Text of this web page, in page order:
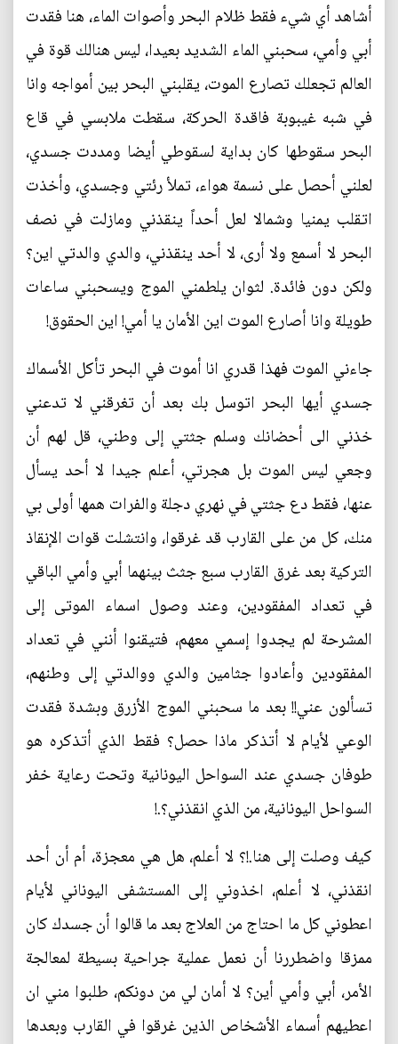
أشاهد أي شيء فقط ظلام البحر وأصوات الماء، هنا فقدت
أبي وأمي، سحبني الماء الشديد بعيدا، ليس هنالك قوة في
العالم تجعلك تصارع الموت، يقلبني البحر بين أمواجه وانا
في شبه غيبوبة فاقدة الحركة، سقطت ملابسي في قاع
البحر سقوطها كان بداية لسقوطي أيضا ومددت جسدي،
لعلني أحصل على نسمة هواء، تملأ رئتي وجسدي، وأخذت
اتقلب يمنيا وشمالا لعل أحداً ينقذني ومازلت في نصف
البحر لا أسمع ولا أرى، لا أحد ينقذني، والدي والدتي اين؟
ولكن دون فائدة. لثوان يلطمني الموج ويسحبني ساعات
طويلة وانا أصارع الموت اين الأمان يا أمي! اين الحقوق!
جاءني الموت فهذا قدري انا أموت في البحر تأكل الأسماك
جسدي أيها البحر اتوسل بك بعد أن تغرقني لا تدعني
خذني الى أحضانك وسلم جثتي إلى وطني، قل لهم أن
وجعي ليس الموت بل هجرتي، أعلم جيدا لا أحد يسأل
عنها، فقط دع جثتي في نهري دجلة والفرات همها أولى بي
منك، كل من على القارب قد غرقوا، وانتشلت قوات الإنقاذ
التركية بعد غرق القارب سبع جثث بينهما أبي وأمي الباقي
في تعداد المفقودين، وعند وصول اسماء الموتى إلى
المشرحة لم يجدوا إسمي معهم، فتيقنوا أنني في تعداد
المفقودين وأعادوا جثامين والدي ووالدتي إلى وطنهم،
تسألون عني!! بعد ما سحبني الموج الأزرق وبشدة فقدت
الوعي لأيام لا أتذكر ماذا حصل؟ فقط الذي أتذكره هو
طوفان جسدي عند السواحل اليونانية وتحت رعاية خفر
السواحل اليونانية، من الذي انقذني؟.!
كيف وصلت إلى هنا.!؟ لا أعلم، هل هي معجزة، أم أن أحد
انقذني، لا أعلم، اخذوني إلى المستشفى اليوناني لأيام
اعطوني كل ما احتاج من العلاج بعد ما قالوا أن جسدك كان
ممزقا واضطررنا أن نعمل عملية جراحية بسيطة لمعالجة
الأمر، أبي وأمي أين؟ لا أمان لي من دونكم، طلبوا مني ان
اعطيهم أسماء الأشخاص الذين غرقوا في القارب وبعدها